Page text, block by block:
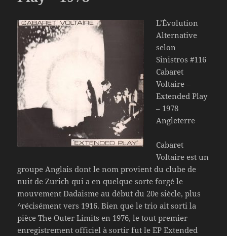
L’Évolution
Alternative
selon
Sinistros #116
Cabaret
Voltaire –
Extended Play
– 1978
Angleterre
Cabaret
Voltaire est un
groupe Anglais dont le nom provient du clube de
nuit de Zurich qui a en quelque sorte forgé le
mouvement Dadaisme au début du 20e siècle, plus
^récisément vers 1916. Bien que le trio ait sorti la
pièce The Outer Limits en 1976, le tout premier
enregistrement officiel à sortir fut le EP Extended